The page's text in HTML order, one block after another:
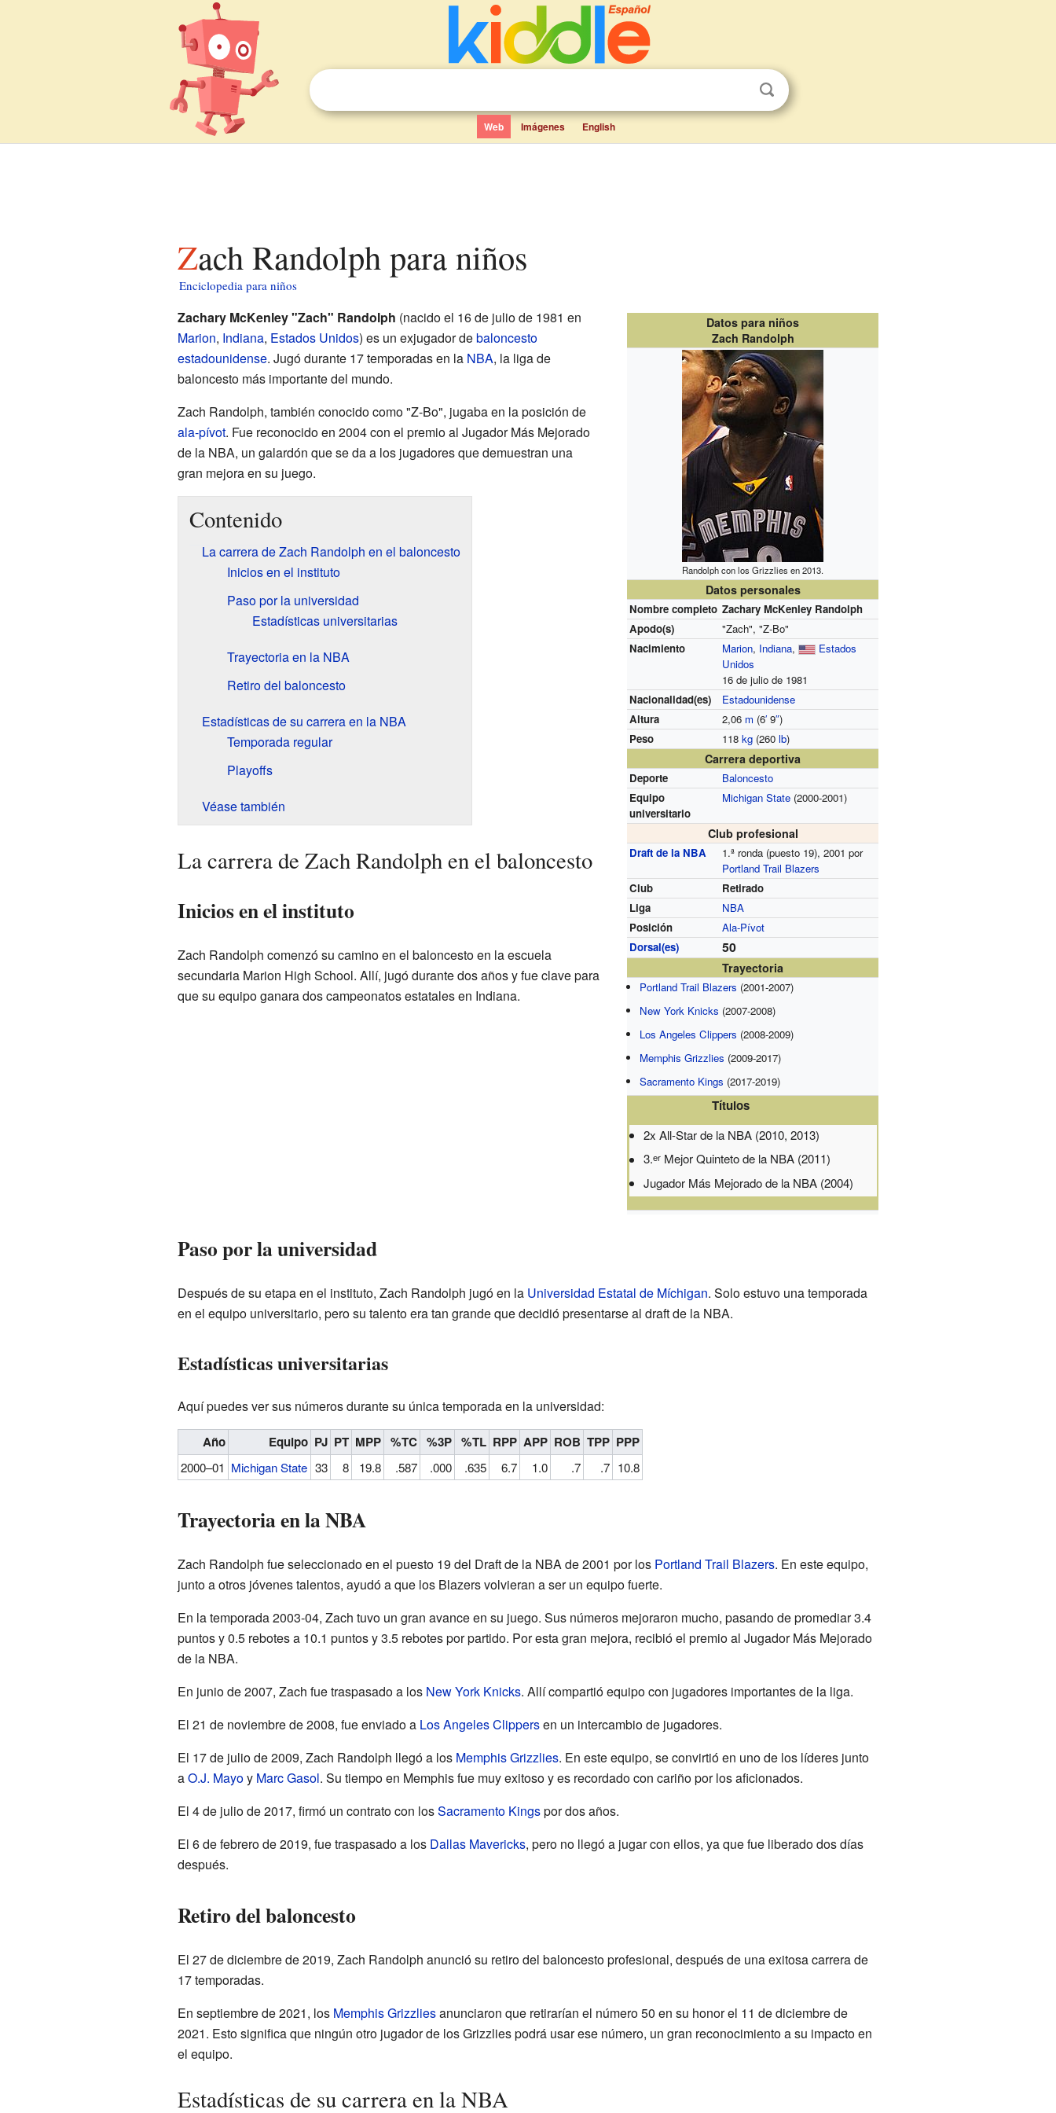
Web Imágenes English
Zach Randolph para niños
Enciclopedia para niños
Datos para niños
Zach Randolph
Randolph con los Grizzlies en 2013.
Datos personales
Nombre completo Zachary McKenley Randolph
Apodo(s)
"Zach", "Z-Bo"
Nacimiento
Marion, Indiana,
Estados
Unidos
16 de julio de 1981
Nacionalidad(es)
Estadounidense
Altura
2,06 m (6′ 9″)
Peso
118kg (260lb)
Carrera deportiva
Deporte
Baloncesto
Equipo
universitario
Michigan State (2000-2001)
Club profesional
Draft de la NBA
1.ª ronda (puesto 19), 2001 por
Portland Trail Blazers
Club
Retirado
Liga
NBA
Posición
Ala-Pívot
Dorsal(es)
50
Trayectoria
Portland Trail Blazers (2001-2007)
New York Knicks (2007-2008)
Los Angeles Clippers (2008-2009)
Memphis Grizzlies (2009-2017)
Sacramento Kings (2017-2019)
Títulos
2x All-Star de la NBA (2010, 2013)
3.er Mejor Quinteto de la NBA (2011)
Jugador Más Mejorado de la NBA (2004)
Zachary McKenley "Zach" Randolph (nacido el 16 de julio de 1981 en
Marion, Indiana, Estados Unidos) es un exjugador debaloncesto
estadounidense. Jugó durante 17 temporadas en la NBA, la liga de
baloncesto más importante del mundo.
Zach Randolph, también conocido como "Z-Bo", jugaba en la posición de
ala-pívot. Fue reconocido en 2004 con el premio al Jugador Más Mejorado
de la NBA, un galardón que se da a los jugadores que demuestran una
gran mejora en su juego.
Contenido
La carrera de Zach Randolph en el baloncesto
Inicios en el instituto
Paso por la universidad
Estadísticas universitarias
Trayectoria en la NBA
Retiro del baloncesto
Estadísticas de su carrera en la NBA
Temporada regular
Playoffs
Véase también
La carrera de Zach Randolph en el baloncesto
Inicios en el instituto
Zach Randolph comenzó su camino en el baloncesto en la escuela
secundaria Marion High School. Allí, jugó durante dos años y fue clave para
que su equipo ganara dos campeonatos estatales en Indiana.
Paso por la universidad
Después de su etapa en el instituto, Zach Randolph jugó en la Universidad Estatal de Míchigan. Solo estuvo una temporada
en el equipo universitario, pero su talento era tan grande que decidió presentarse al draft de la NBA.
Estadísticas universitarias
Aquí puedes ver sus números durante su única temporada en la universidad:
Año Equipo PJ PT MPP %TC %3P %TL RPP APP ROB TPP PPP
2000–01 Michigan State 33 8 19.8 .587 .000 .635 6.7 1.0 .7 .7 10.8
Trayectoria en la NBA
Zach Randolph fue seleccionado en el puesto 19 del Draft de la NBA de 2001 por los Portland Trail Blazers. En este equipo,
junto a otros jóvenes talentos, ayudó a que los Blazers volvieran a ser un equipo fuerte.
En la temporada 2003-04, Zach tuvo un gran avance en su juego. Sus números mejoraron mucho, pasando de promediar 3.4
puntos y 0.5 rebotes a 10.1 puntos y 3.5 rebotes por partido. Por esta gran mejora, recibió el premio al Jugador Más Mejorado
de la NBA.
En junio de 2007, Zach fue traspasado a los New York Knicks. Allí compartió equipo con jugadores importantes de la liga.
El 21 de noviembre de 2008, fue enviado a Los Angeles Clippersen un intercambio de jugadores.
El 17 de julio de 2009, Zach Randolph llegó a los Memphis Grizzlies. En este equipo, se convirtió en uno de los líderes junto
aO.J. Mayoy Marc Gasol. Su tiempo en Memphis fue muy exitoso y es recordado con cariño por los aficionados.
El 4 de julio de 2017, firmó un contrato con losSacramento Kingspor dos años.
El 6 de febrero de 2019, fue traspasado a los Dallas Mavericks, pero no llegó a jugar con ellos, ya que fue liberado dos días
después.
Retiro del baloncesto
El 27 de diciembre de 2019, Zach Randolph anunció su retiro del baloncesto profesional, después de una exitosa carrera de
17 temporadas.
En septiembre de 2021, los Memphis Grizzliesanunciaron que retirarían el número 50 en su honor el 11 de diciembre de
2021. Esto significa que ningún otro jugador de los Grizzlies podrá usar ese número, un gran reconocimiento a su impacto en
el equipo.
Estadísticas de su carrera en la NBA